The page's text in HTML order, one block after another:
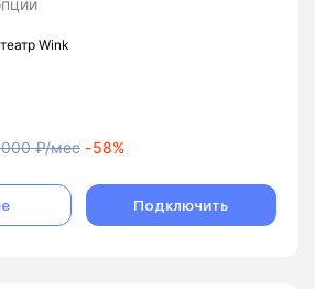
Wink
000₽/мес -58%
Подключить